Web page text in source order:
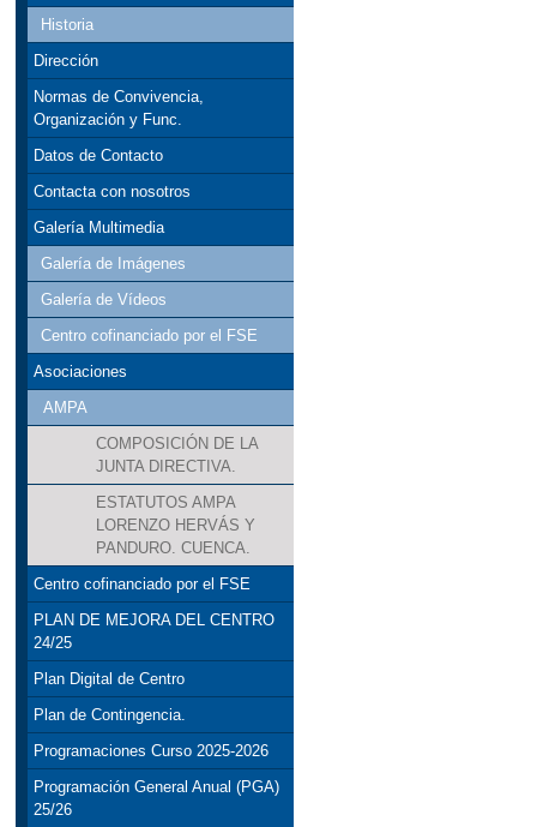
Historia
Dirección
Normas de Convivencia,
Organización y Func.
Datos de Contacto
Contacta con nosotros
Galería Multimedia
Galería de Imágenes
Galería de Vídeos
Centro cofinanciado por el FSE
Asociaciones
AMPA
COMPOSICIÓN DE LA
JUNTA DIRECTIVA.
ESTATUTOS AMPA
LORENZO HERVÁS Y
PANDURO. CUENCA.
Centro cofinanciado por el FSE
PLAN DE MEJORA DEL CENTRO
24/25
Plan Digital de Centro
Plan de Contingencia.
Programaciones Curso 2025-2026
Programación General Anual (PGA)
25/26